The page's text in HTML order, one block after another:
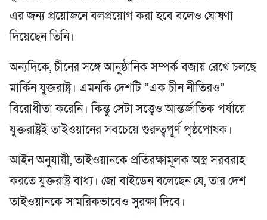
এর জন্য প্রয়োজনে বলপ্রয়োগ করা হবে বলেও ঘোষণা
দিয়েছেন তিনি।
অন্যদিকে, চীনের সঙ্গে আনুষ্ঠানিক সম্পর্ক বজায় রেখে চলছে
মার্কিন যুক্তরাষ্ট্র। এমনকি দেশটি “এক চীন নীতিরও”
বিরোধীতা করেনি। কিন্তু সেটা সত্ত্বেও আন্তর্জাতিক পর্যায়ে
যুক্তরাষ্ট্রই তাইওয়ানের সবচেয়ে গুরুত্বপূর্ণ পৃষ্ঠপোষক।
আইন অনুযায়ী, তাইওয়ানকে প্রতিরক্ষামূলক অস্ত্র সরবরাহ
করতে যুক্তরাষ্ট্র বাধ্য। জো বাইডেন বলেছেন যে, তার দেশ
তাইওয়ানকে সামরিকভাবেও সুরক্ষা দিবে।